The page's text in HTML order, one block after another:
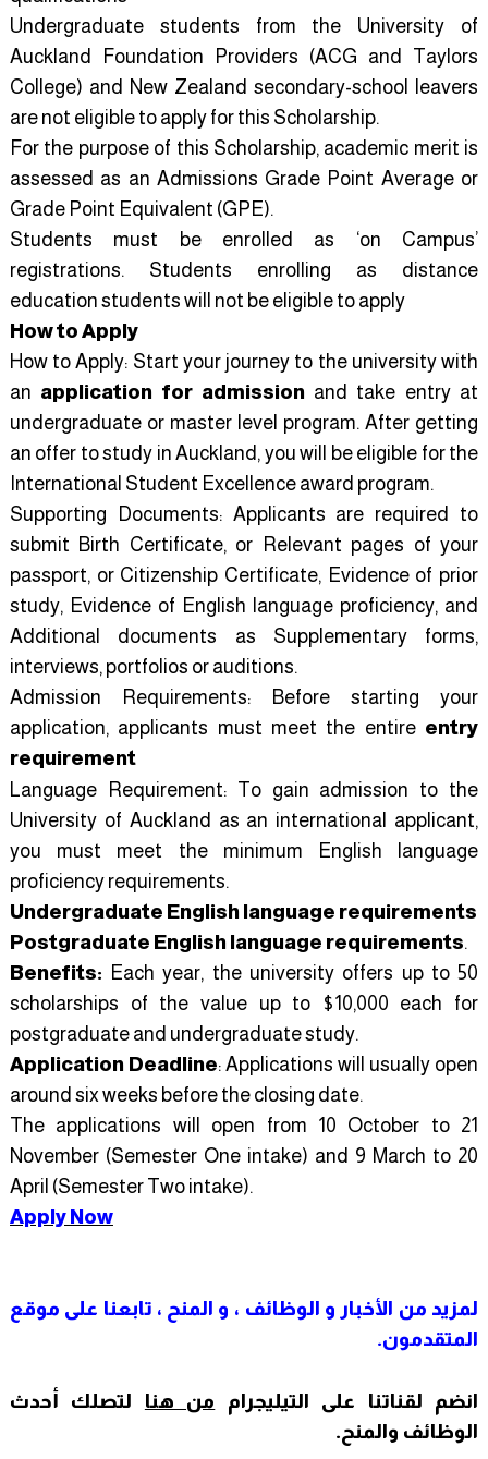
Undergraduate students from the University of
Auckland Foundation Providers (ACG and Taylors
College) and New Zealand secondary-school leavers
are not eligible to apply for this Scholarship.
For the purpose of this Scholarship, academic merit is
assessed as an Admissions Grade Point Average or
Grade Point Equivalent (GPE).
Students must be enrolled as ‘on Campus’
registrations. Students enrolling as distance
education students will not be eligible to apply
How to Apply
How to Apply: Start your journey to the university with
an application for admissionand take entry at
undergraduate or master level program. After getting
an offer to study in Auckland, you will be eligible for the
International Student Excellence award program.
Supporting Documents: Applicants are required to
submit Birth Certificate, or Relevant pages of your
passport, or Citizenship Certificate, Evidence of prior
study, Evidence of English language proficiency, and
Additional documents as Supplementary forms,
interviews, portfolios or auditions.
Admission Requirements: Before starting your
application, applicants must meet the entire entry
requirement
Language Requirement: To gain admission to the
University of Auckland as an international applicant,
you must meet the minimum English language
proficiency requirements.
Undergraduate English language requirements
Postgraduate English language requirements.
Benefits: Each year, the university offers up to 50
scholarships of the value up to $10,000 each for
postgraduate and undergraduate study.
Application Deadline: Applications will usually open
around six weeks before the closing date.
The applications will open from 10 October to 21
November (Semester One intake) and 9 March to 20
April (Semester Two intake).
Apply Now
لمزيد من الأخبار و الوظائف ، و المنح ، تابعنا على موقع
المتقدمون.
انضم لقناتنا على التيليجرام من هنا لتصلك أحدث
الوظائف والمنح.